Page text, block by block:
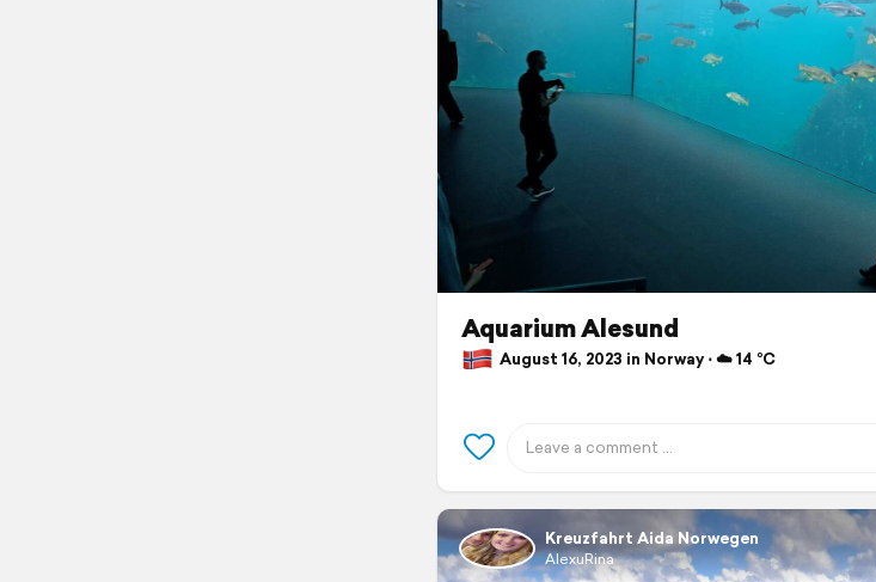
Aquarium Alesund
August 16, 2023 in Norway ⋅ ☁️ 14 °C
Kreuzfahrt Aida Norwegen
AlexuRina